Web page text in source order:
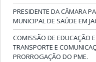
PRESIDENTE DA CÂMARA
MUNICIPAL DE SAÚDE EM
COMISSÃO DE EDUCAÇÃO
TRANSPORTE E
PRORROGAÇÃO DO PME.